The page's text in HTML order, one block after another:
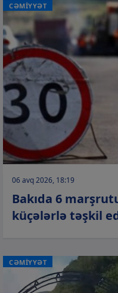
CƏMİYYƏT
06 avq 2026, 18:19
Bakıda 6
küçələrlə təşkil
CƏMİYYƏT